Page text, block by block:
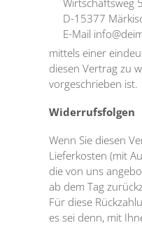
D-15377
E-Mail
mittels einer
diesen Vertrag zu
vorgeschrieben ist.
Widerrufsfolgen
Wenn Sie diesen
Lieferkosten (mit
die von uns
ab dem Tag
Für diese
es sei denn, mit